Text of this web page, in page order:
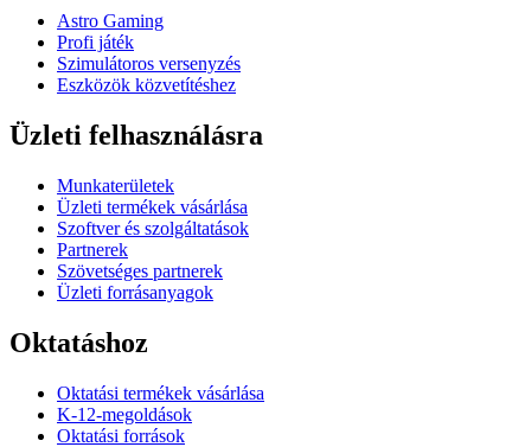
Astro Gaming
Profi játék
Szimulátoros versenyzés
Eszközök közvetítéshez
Üzleti felhasználásra
Munkaterületek
Üzleti termékek vásárlása
Szoftver és szolgáltatások
Partnerek
Szövetséges partnerek
Üzleti forrásanyagok
Oktatáshoz
Oktatási termékek vásárlása
K-12-megoldások
Oktatási források